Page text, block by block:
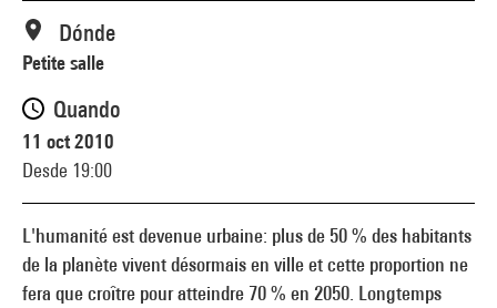
L'humanité est devenue urbaine: plus de 50 % des habitants
de la planète vivent désormais en ville et cette proportion ne
fera que croître pour atteindre 70 % en 2050. Longtemps
Dónde
Petite salle
Quando
11 oct 2010
Desde 19:00